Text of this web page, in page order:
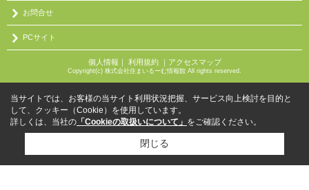
お問合せ
PCサイト
個人情報 ｜ 利用規約｜ アクセスマップ
Copyright(c) 株式会社住まいるーむ情報館 All rights reserved.
当サイトでは、お客様の当サイト利用状況把握、サービス向上検討を目的と
して、クッキー（Cookie）を使用しています。
詳しくは、当社の 「Cookieの取扱いについて」 をご確認ください。
閉じる